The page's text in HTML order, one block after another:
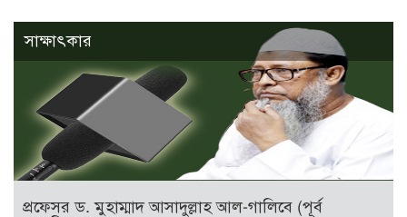
সাক্ষাৎকার
প্রফেসর ড. মুহাম্মাদ আসাদুল্লাহ আল-গালিবে (পূর্ব